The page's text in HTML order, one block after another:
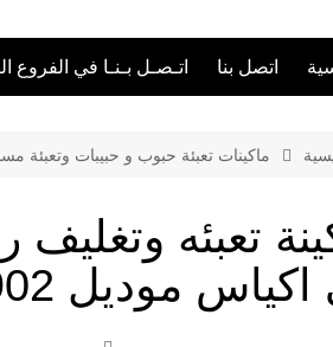
اتصل بنا اتـصـل بـنـا في الفروع
ماكينات تعبئة حبوب و حبيبات وتعبئة
تعبئه وتغليف
موديل 902 ماركة المهندس منسى